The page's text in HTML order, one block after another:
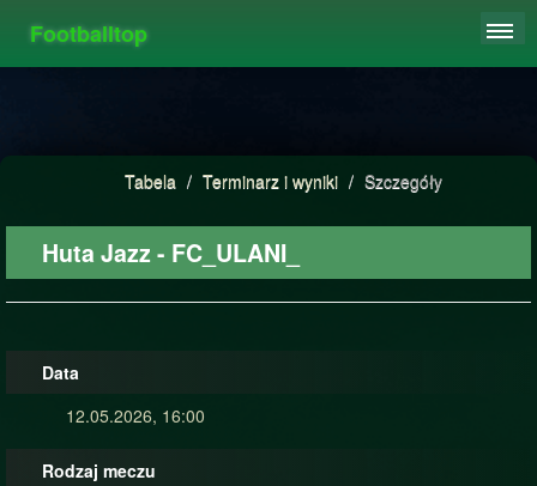
Footballtop
STATYSTYKI
Tabela / Terminarz i wyniki / Szczegóły
Huta Jazz - FC_ULANI_
Data
12.05.2026, 16:00
Rodzaj meczu